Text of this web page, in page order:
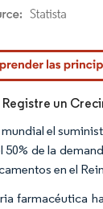
El uso requiere
Registre un
mundial el
de la
en el
farmacéutica